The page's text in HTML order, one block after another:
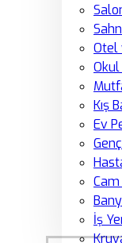
Otel
Okul
Kış
Ev
İş